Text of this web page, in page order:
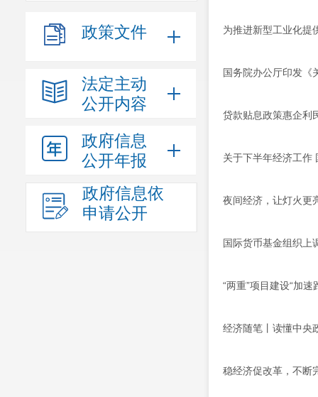
政策文件
法定主动
公开内容
政府信息
公开年报
政府信息依
申请公开
为推进新型工业化提
国务院办公厅印发《
贷款贴息政策惠企利
关于下半年经济工作
夜间经济，让灯火更
国际货币基金组织上
“两重”项目建设“加
经济随笔丨读懂中央
稳经济促改革，不断